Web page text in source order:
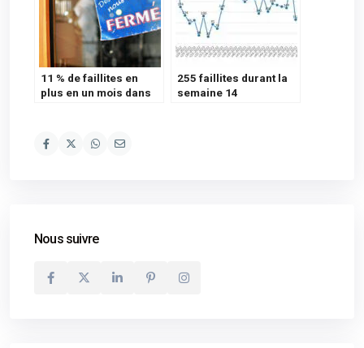
11 % de faillites en
plus en un mois dans
255 faillites durant la
semaine 14
Nous suivre